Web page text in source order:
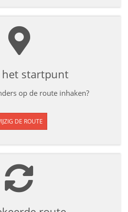
het startpunt
op de route inhaken?
DE ROUTE